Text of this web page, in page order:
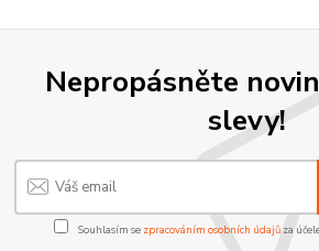
Nepropásněte
slevy!
Souhlasím se zpracováním osobních údajůza